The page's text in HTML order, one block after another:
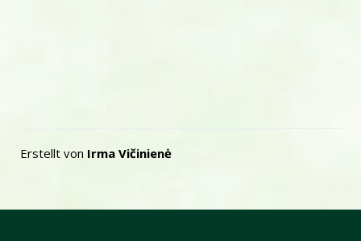
Erstellt von Irma Vičinienė